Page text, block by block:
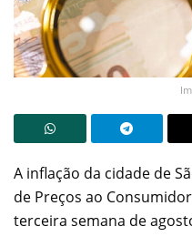
A inflação da cidade de
de Preços ao
terceira semana de